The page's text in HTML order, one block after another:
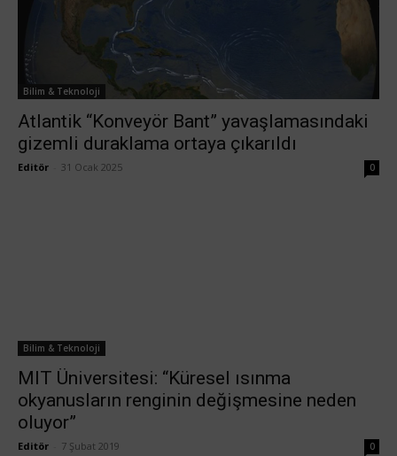
Bilim & Teknoloji
Atlantik “Konveyör Bant” yavaşlamasındaki
gizemli duraklama ortaya çıkarıldı
Editör 31 Ocak 2025 0
Bilim & Teknoloji
MIT Üniversitesi: “Küresel ısınma
okyanusların renginin değişmesine neden
oluyor”
Editör 7 Şubat 2019 0